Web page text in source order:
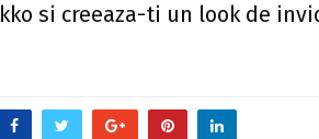
si creeaza-ti un look de